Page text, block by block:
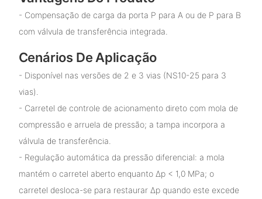
- Compensação de carga da porta P para A ou de P para B
com válvula de transferência integrada.
Cenários De Aplicação
- Disponível nas versões de 2 e 3 vias (NS10-25 para 3
vias).
- Carretel de controle de acionamento direto com mola de
compressão e arruela de pressão; a tampa incorpora a
válvula de transferência.
- Regulação automática da pressão diferencial: a mola
mantém o carretel aberto enquanto Δp < 1,0 MPa; o
carretel desloca-se para restaurar Δp quando este excede